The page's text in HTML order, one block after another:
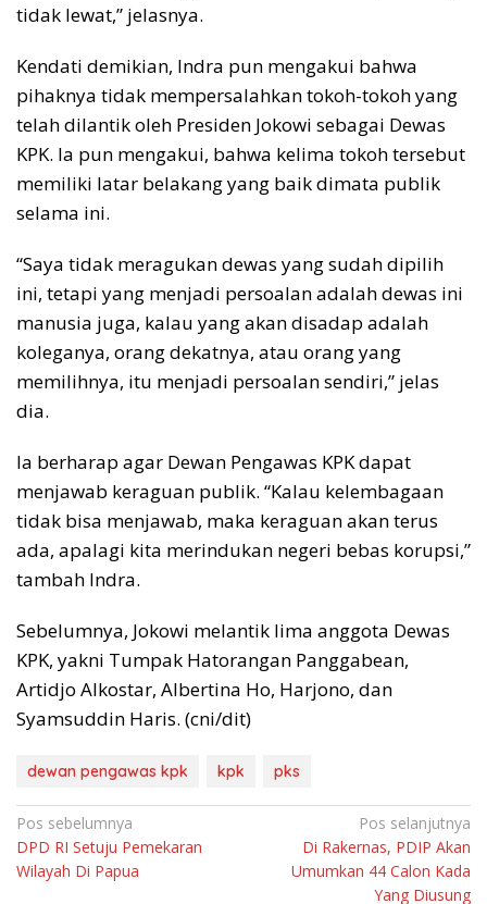
tidak lewat,” jelasnya.
Kendati demikian, Indra pun mengakui bahwa
pihaknya tidak mempersalahkan tokoh-tokoh yang
telah dilantik oleh Presiden Jokowi sebagai Dewas
KPK. Ia pun mengakui, bahwa kelima tokoh tersebut
memiliki latar belakang yang baik dimata publik
selama ini.
“Saya tidak meragukan dewas yang sudah dipilih
ini, tetapi yang menjadi persoalan adalah dewas ini
manusia juga, kalau yang akan disadap adalah
koleganya, orang dekatnya, atau orang yang
memilihnya, itu menjadi persoalan sendiri,” jelas
dia.
Ia berharap agar Dewan Pengawas KPK dapat
menjawab keraguan publik. “Kalau kelembagaan
tidak bisa menjawab, maka keraguan akan terus
ada, apalagi kita merindukan negeri bebas korupsi,”
tambah Indra.
Sebelumnya, Jokowi melantik lima anggota Dewas
KPK, yakni Tumpak Hatorangan Panggabean,
Artidjo Alkostar, Albertina Ho, Harjono, dan
Syamsuddin Haris. (cni/dit)
dewan pengawas kpk kpk pks
Navigasi
pos
Pos sebelumnya
DPD RI Setuju Pemekaran
Wilayah Di Papua
Pos selanjutnya
Di Rakernas, PDIP Akan
Umumkan 44 Calon Kada
Yang Diusung